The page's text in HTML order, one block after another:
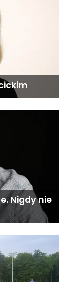
Nigdy nie